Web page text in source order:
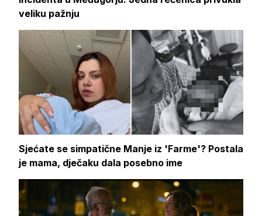
veliku pažnju
Sjećate se simpatične Manje iz 'Farme'? Postala
je mama, dječaku dala posebno ime